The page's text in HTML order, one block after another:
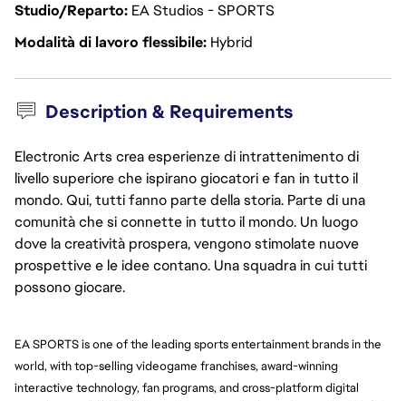
Studio/Reparto EA Studios - SPORTS
Modalità di lavoro flessibile Hybrid
Description & Requirements
Electronic Arts crea esperienze di intrattenimento di
livello superiore che ispirano giocatori e fan in tutto il
mondo. Qui, tutti fanno parte della storia. Parte di una
comunità che si connette in tutto il mondo. Un luogo
dove la creatività prospera, vengono stimolate nuove
prospettive e le idee contano. Una squadra in cui tutti
possono giocare.
EA SPORTS is one of the leading sports entertainment brands in the
world, with top-selling videogame franchises, award-winning
interactive technology, fan programs, and cross-platform digital